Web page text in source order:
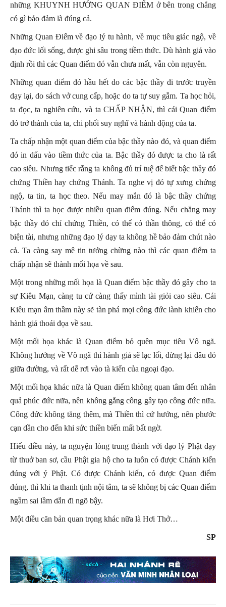
những KHUYNH HƯỚNG QUAN ĐIỂM ở bên trong chẳng
có gì bảo đảm là đúng cả.
Những Quan Điểm về đạo lý tu hành, về mục tiêu giác ngộ, về
đạo đức lối sống, được ghi sâu trong tiềm thức. Dù hành giả vào
định rồi thì các Quan điểm đó vẫn chưa mất, vẫn còn nguyên.
Những quan điểm đó hầu hết do các bậc thầy đi trước truyền
dạy lại, do sách vở cung cấp, hoặc do ta tự suy gẫm. Ta học hỏi,
ta đọc, ta nghiên cứu, và ta CHẤP NHẬN, thì cái Quan điểm
đó trở thành của ta, chi phối suy nghĩ và hành động của ta.
Ta chấp nhận một quan điểm của bậc thầy nào đó, và quan điểm
đó in dấu vào tiềm thức của ta. Bậc thầy đó được ta cho là rất
cao siêu. Nhưng tiếc rằng ta không đủ trí tuệ để biết bậc thầy đó
chứng Thiền hay chứng Thánh. Ta nghe vị đó tự xưng chứng
ngộ, ta tin, ta học theo. Nếu may mắn đó là bậc thầy chứng
Thánh thì ta học được nhiều quan điểm đúng. Nếu chẳng may
bậc thầy đó chỉ chứng Thiền, có thể có thần thông, có thể có
biện tài, nhưng những đạo lý dạy ta không hề bảo đảm chút nào
cả. Ta càng say mê tin tưởng chừng nào thì các quan điểm ta
chấp nhận sẽ thành mối họa về sau.
Một trong những mối họa là Quan điểm bậc thầy đó gây cho ta
sự Kiêu Mạn, càng tu cứ càng thấy mình tài giỏi cao siêu. Cái
Kiêu mạn âm thầm này sẽ tàn phá mọi công đức lành khiến cho
hành giả thoái đọa về sau.
Một mối họa khác là Quan điểm bỏ quên mục tiêu Vô ngã.
Không hướng về Vô ngã thì hành giả sẽ lạc lối, dừng lại đâu đó
giữa đường, và rất dễ rơi vào tà kiến của ngoại đạo.
Một mối họa khác nữa là Quan điểm không quan tâm đến nhân
quả phúc đức nữa, nên không gắng công gây tạo công đức nữa.
Công đức không tăng thêm, mà Thiền thì cứ hưởng, nên phước
cạn dần cho đến khi sức thiền biến mất bất ngờ.
Hiểu điều này, ta nguyện lòng trung thành với đạo lý Phật dạy
từ thuở ban sơ, cầu Phật gia hộ cho ta luôn có được Chánh kiến
đúng với ý Phật. Có được Chánh kiến, có được Quan điểm
đúng, thì khi ta thanh tịnh nội tâm, ta sẽ không bị các Quan điểm
ngầm sai lầm dẫn đi ngõ bậy.
Một điều căn bản quan trọng khác nữa là Hơi Thở…
SP